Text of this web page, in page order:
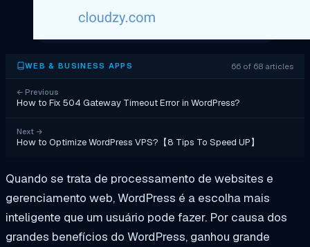
WEB & BUSINESS APPS 66 of 68 articles
← Previous
How to Fix 504 Gateway Timeout Error in WordPress?
Next →
How to Optimize WordPress VPS?【8 Tips To Speed UP】
Quando se trata de processamento de websites e
gerenciamento web, WordPress é a escolha mais
inteligente que um usuário pode fazer. Por causa dos
grandes benefícios do WordPress, ganhou grande